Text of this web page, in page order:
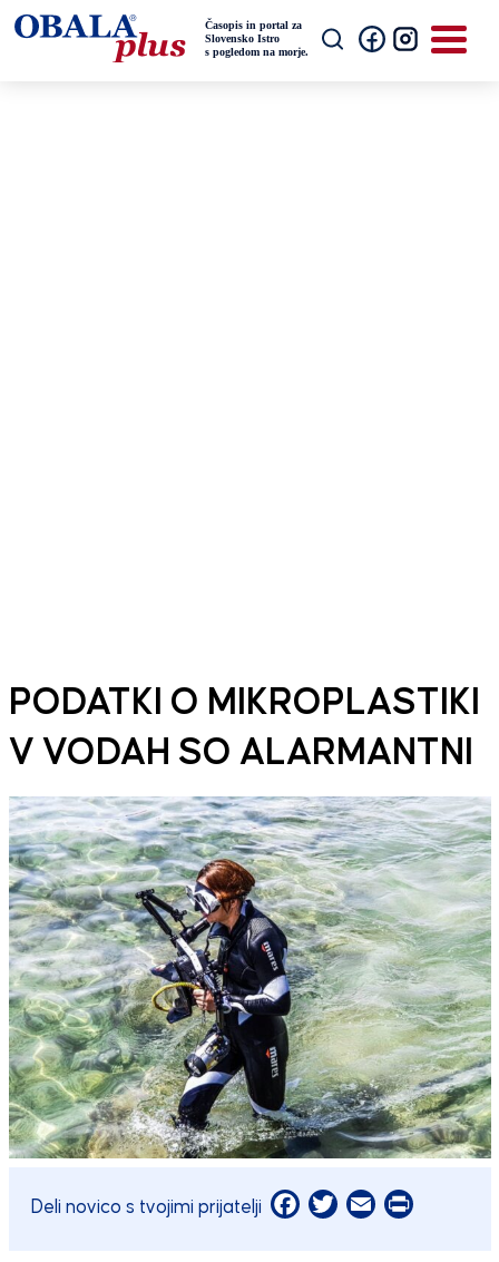
PODATKI O MIKROPLASTIKI
V VODAH SO ALARMANTNI
Deli novico s tvojimi prijatelji Facebook
Twitter
EmailPrint